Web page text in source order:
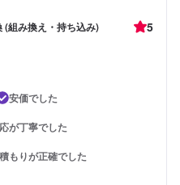
(組み換え・持ち込み) 5
安価でした
が丁寧でした
もりが正確でした